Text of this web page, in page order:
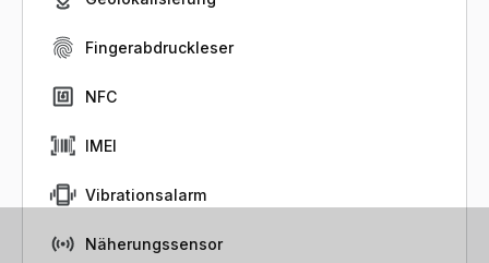
Fingerabdruckleser
NFC
IMEI
Vibrationsalarm
Näherungssensor